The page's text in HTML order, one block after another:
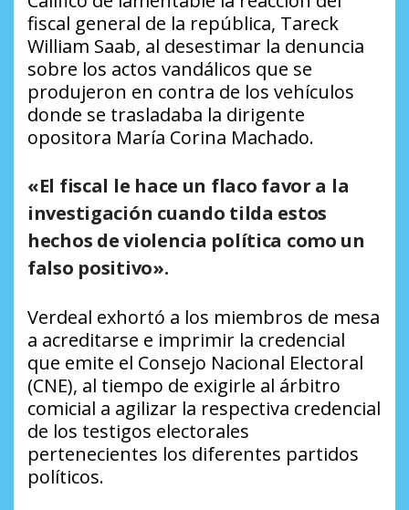
fiscal general de la república, Tareck
William Saab, al desestimar la denuncia
sobre los actos vandálicos que se
produjeron en contra de los vehículos
donde se trasladaba la dirigente
opositora María Corina Machado.
«El fiscal le hace un flaco favor a la
investigación cuando tilda estos
hechos de violencia política como un
falso positivo».
Verdeal exhortó a los miembros de mesa
a acreditarse e imprimir la credencial
que emite el Consejo Nacional Electoral
(CNE), al tiempo de exigirle al árbitro
comicial a agilizar la respectiva credencial
de los testigos electorales
pertenecientes los diferentes partidos
políticos.